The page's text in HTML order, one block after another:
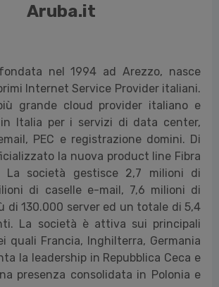
Aruba.it
nel 1994 ad Arezzo, nasce
Internet Service Provider italiani.
grande cloud provider italiano e
Italia per i servizi di data center,
PEC e registrazione domini. Di
la nuova product line Fibra
La società gestisce 2,7 milioni di
di caselle e-mail, 7,6 milioni di
di 130.000 server ed un totale di 5,4
La società è attiva sui principali
quali Francia, Inghilterra, Germania
la leadership in Repubblica Ceca e
presenza consolidata in Polonia e